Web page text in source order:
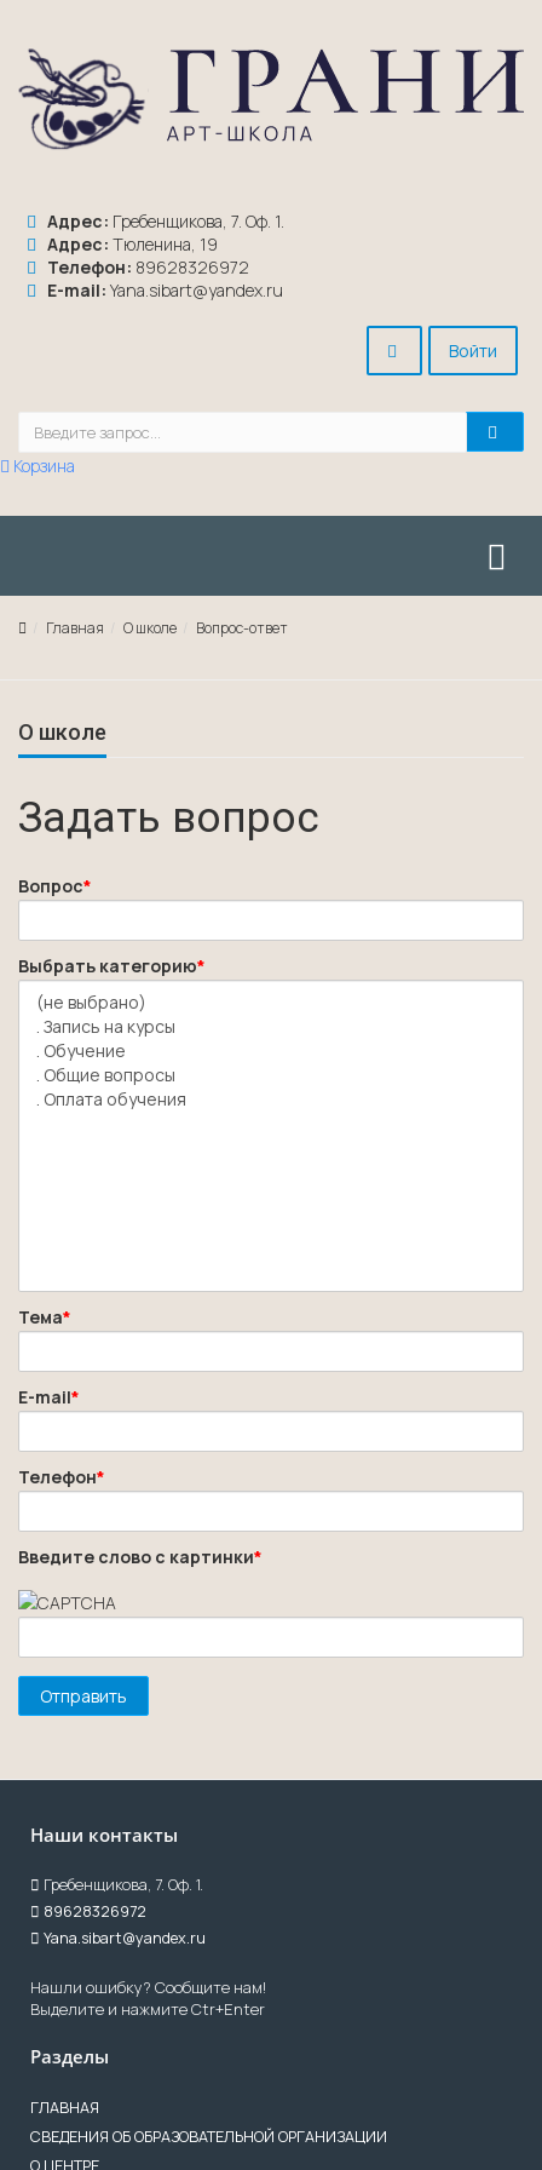
Адрес: Гребенщикова, 7. Оф. 1.
Адрес: Тюленина, 19
Телефон: 89628326972
E-mail: Yana.sibart@yandex.ru
Войти
Корзина
Главная О школе Вопрос-ответ
О школе
Задать вопрос
Вопрос*
Выбрать категорию*
Тема*
E-mail*
Телефон*
Введите слово с картинки*
Наши контакты
Гребенщикова, 7. Оф. 1.
89628326972
Yana.sibart@yandex.ru
Нашли ошибку? Сообщите нам!
Выделите и нажмите Ctr+Enter
Разделы
ГЛАВНАЯ
СВЕДЕНИЯ ОБ ОБРАЗОВАТЕЛЬНОЙ ОРГАНИЗАЦИИ
О ЦЕНТРЕ